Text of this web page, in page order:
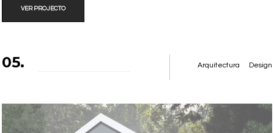
VER PROJECTO
05. Arquitectura Design